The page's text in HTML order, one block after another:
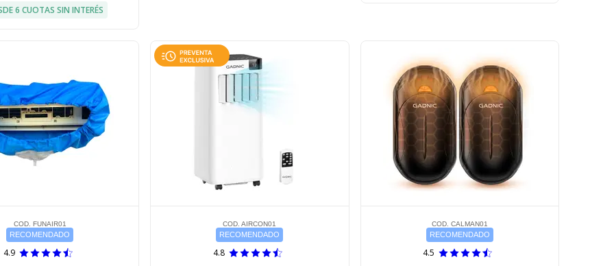
6 CUOTAS SIN INTERÉS
COD. FUNAIR01
RECOMENDADO
4.9
COD. AIRCON01
RECOMENDADO
4.8
COD. CALMAN01
RECOMENDADO
4.5